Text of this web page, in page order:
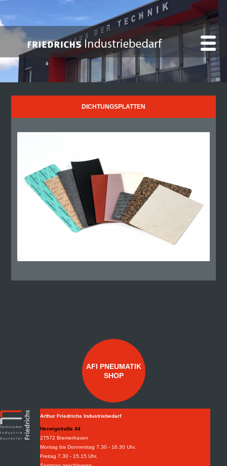
DICHTUNGSPLATTEN
AFI PNEUMATIK
SHOP
Arthur Friedrichs Industriebedarf
Herwigstraße 44
27572 Bremerhaven
Montag bis Donnerstag 7.30 - 16.30 Uhr,
Freitag 7.30 - 15.15 Uhr,